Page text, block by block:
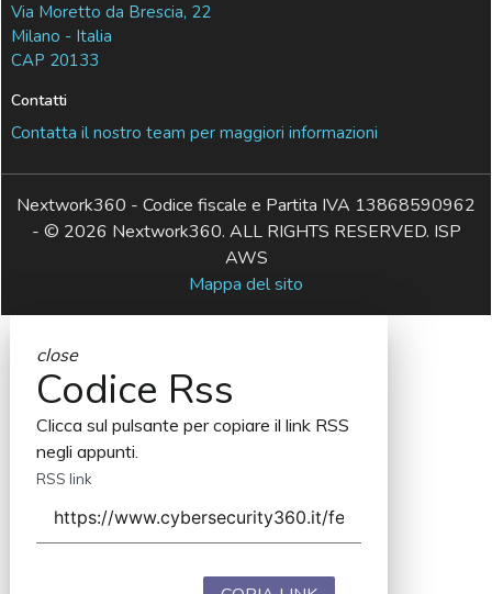
Via Moretto da Brescia, 22
Milano - Italia
CAP 20133
Contatti
Contatta il nostro team per maggiori informazioni
Nextwork360 - Codice fiscale e Partita IVA 13868590962
- © 2026 Nextwork360. ALL RIGHTS RESERVED. ISP
AWS
Mappa del sito
close
Codice Rss
Clicca sul pulsante per copiare il link RSS
negli appunti.
RSS link